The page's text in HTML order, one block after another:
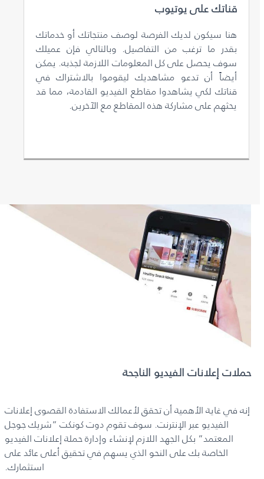
قناتك على يوتيوب
هنا سيكون لديك الفرصة لوصف منتجاتك أو خدماتك
بقدر ما ترغب من التفاصيل. وبالتالي فإن عميلك
سوف يحصل على كل المعلومات اللازمة لجذبه. يمكن
أيضاً أن تدعو مشاهديك ليقوموا بالاشتراك في
قناتك لكي يشاهدوا مقاطع الفيديو القادمة، مما قد
يحثهم على مشاركة هذه المقاطع مع الآخرين.
حملات إعلانات الفيديو الناجحة
إنه في غاية الأهمية أن تحقق لأعمالك الاستفادة القصوى إعلانات
الفيديو عبر الإنترنت. سوف تقوم دوت كونكت “شريك جوجل
المعتمد” بكل الجهد اللازم لإنشاء وإدارة حملة إعلانات الفيديو
الخاصة بك على النحو الذي يسهم في تحقيق أعلى عائد على
استثمارك.